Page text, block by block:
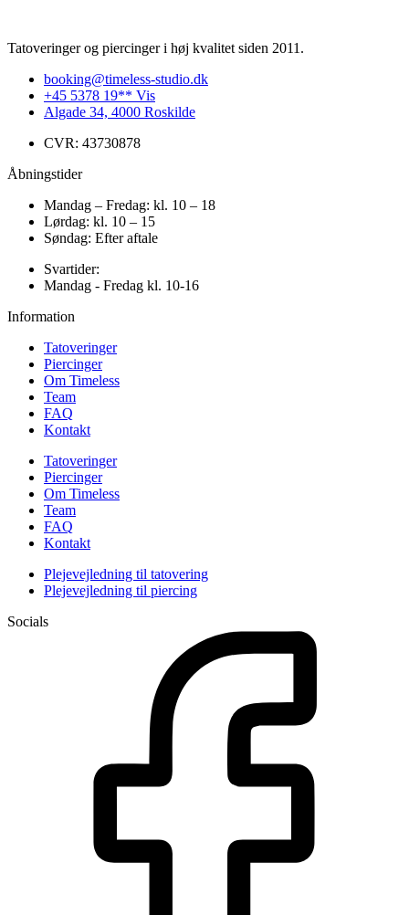
Tatoveringer og piercinger i høj kvalitet siden 2011.
booking@timeless-studio.dk
+45 5378 19** Vis
Algade 34, 4000 Roskilde
CVR: 43730878
Åbningstider
Mandag – Fredag: kl. 10 – 18
Lørdag: kl. 10 – 15
Søndag: Efter aftale
Svartider:
Mandag - Fredag kl. 10-16
Information
Tatoveringer
Piercinger
Om Timeless
Team
FAQ
Kontakt
Tatoveringer
Piercinger
Om Timeless
Team
FAQ
Kontakt
Plejevejledning til tatovering
Plejevejledning til piercing
Socials